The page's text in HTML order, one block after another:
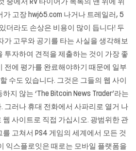
중에서 RV 타이어가 목록의 맨 위에 위
가 고장 hwj65.com 나거나 트레일러, 5
더라도 손상은 비용이 많이 듭니다! 두
가 고무와 공기를 타는 사실을 생각해보
투자하여 견적을 제출하는 것이 가장 좋
전에 평가를 완료해야하기 때문에 일부
수도 있습니다. 그것은 그들의 웹 사이
지 않는 ‘The Bitcoin News Trader’라는
그러나 휴대 전화에서 사파리로 열거 나
웹 사이트로 직접 가십시오. 광범위한 관
고쳐서 PS4 게임의 세계에서 모든 것
익스플로잇은 때로는 모바일 플랫폼을